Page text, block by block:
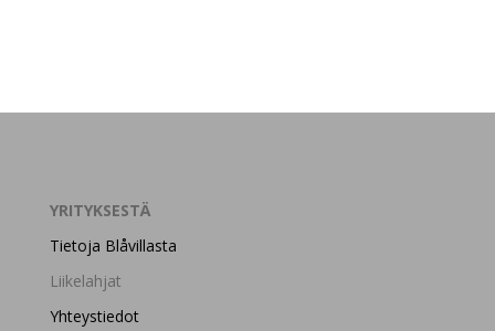
YRITYKSESTÄ
Tietoja Blåvillasta
Liikelahjat
Yhteystiedot